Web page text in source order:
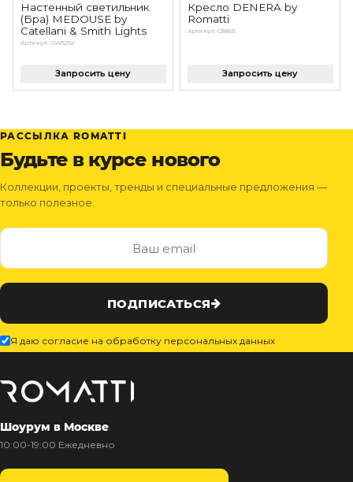
Настенный светильник
(Бра) MEDOUSE by
Catellani & Smith Lights
Артикул: OW5292
Запросить цену
Кресло DENERA by
Romatti
Артикул: C8865
Запросить цену
РАССЫЛКА ROMATTI
Будьте в курсе нового
Коллекции, проекты, тренды и специальные предложения —
только полезное.
ПОДПИСАТЬСЯ
Я даю согласие на обработку персональных данных
Шоурум в Москве
10:00-19:00 Ежедневно